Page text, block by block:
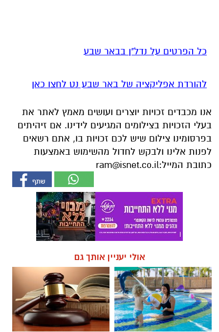
כל הפרטים על נדל"ן בבאר שבע
להורדת אפליקציה של באר שבע נט לחצו כאן
אנו מכבדים זכויות יוצרים ועושים מאמץ לאתר את
בעלי הזכויות בצילומים המגיעים לידינו. אם זיהיתים
בפרסומינו צילום שיש לכם זכויות בו, אתם רשאים
לפנות אלינו ולבקש לחדול מהשימוש באמצעות
כתובת המייל:ram@isnet.co.il
אולי יעניין אותך גם